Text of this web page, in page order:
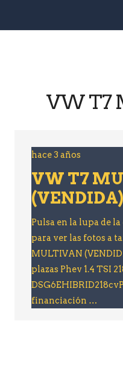
VW T7
hace 3 años
VW T7
(VENDIDA)
Pulsa en la lupa de
para ver las fotos a
MULTIVAN
plazas Phev 1.4 TSI
financiación …